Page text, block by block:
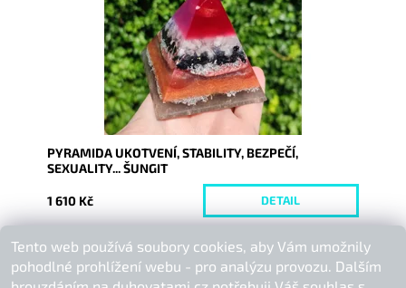
PYRAMIDA UKOTVENÍ, STABILITY, BEZPEČÍ,
SEXUALITY... ŠUNGIT
1 610 Kč DETAIL
Buďte první, kdo napíše příspěvek k této položce.
Přidat komentář
Tento web používá soubory cookies, aby Vám umožnily
pohodlné prohlížení webu - pro analýzu provozu. Dalším